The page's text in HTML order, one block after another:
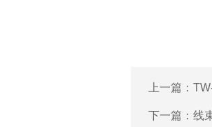
上一篇：
下一篇： 线